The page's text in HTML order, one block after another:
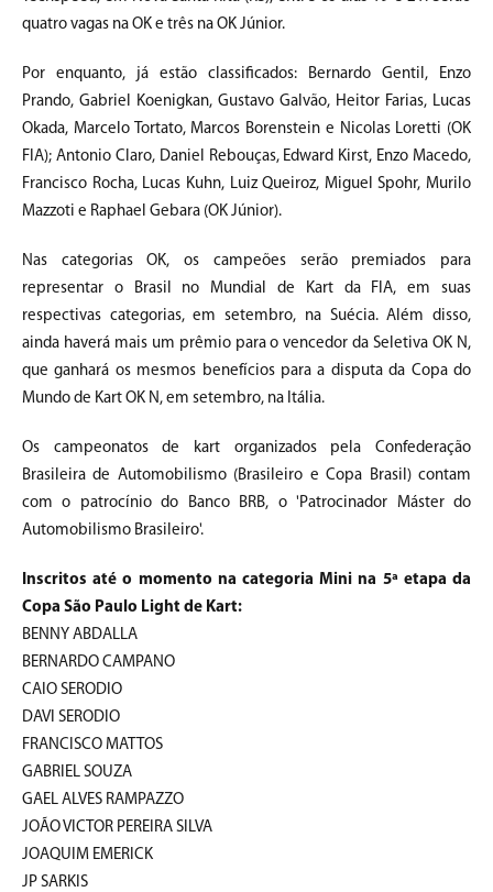
quatro vagas na OK e três na OK Júnior.
Por enquanto, já estão classificados: Bernardo Gentil, Enzo
Prando, Gabriel Koenigkan, Gustavo Galvão, Heitor Farias, Lucas
Okada, Marcelo Tortato, Marcos Borenstein e Nicolas Loretti (OK
FIA); Antonio Claro, Daniel Rebouças, Edward Kirst, Enzo Macedo,
Francisco Rocha, Lucas Kuhn, Luiz Queiroz, Miguel Spohr, Murilo
Mazzoti e Raphael Gebara (OK Júnior).
Nas categorias OK, os campeões serão premiados para
representar o Brasil no Mundial de Kart da FIA, em suas
respectivas categorias, em setembro, na Suécia. Além disso,
ainda haverá mais um prêmio para o vencedor da Seletiva OK N,
que ganhará os mesmos benefícios para a disputa da Copa do
Mundo de Kart OK N, em setembro, na Itália.
Os campeonatos de kart organizados pela Confederação
Brasileira de Automobilismo (Brasileiro e Copa Brasil) contam
com o patrocínio do Banco BRB, o 'Patrocinador Máster do
Automobilismo Brasileiro'.
Inscritos até o momento na categoria Mini na 5ª etapa da
Copa São Paulo Light de Kart:
BENNY ABDALLA
BERNARDO CAMPANO
CAIO SERODIO
DAVI SERODIO
FRANCISCO MATTOS
GABRIEL SOUZA
GAEL ALVES RAMPAZZO
JOÃO VICTOR PEREIRA SILVA
JOAQUIM EMERICK
JP SARKIS